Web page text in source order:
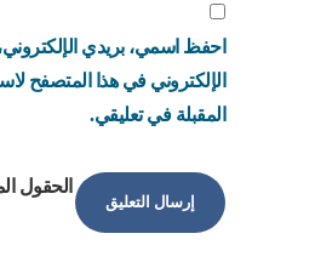
احفظ اسمي، بريدي
الإلكتروني في هذا المتصفح
المقبلة في تعليقي.
الحقول